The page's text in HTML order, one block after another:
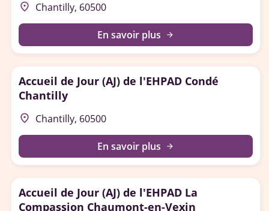
place Chantilly, 60500
En savoir plus arrow_forward
Accueil de Jour (AJ) de l'EHPAD Condé
Chantilly
place Chantilly, 60500
En savoir plus arrow_forward
Accueil de Jour (AJ) de l'EHPAD La
Compassion Chaumont-en-Vexin